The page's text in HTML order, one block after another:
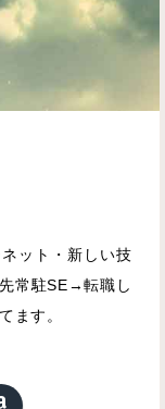
ット・新しい技
常駐SE→転職し
ます。